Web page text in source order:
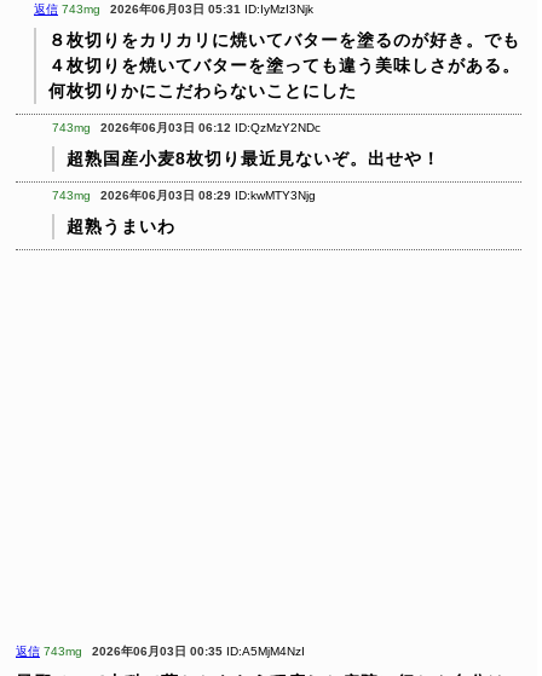
返信 743mg 2026年06月03日 05:31 ID:IyMzI3Njk
８枚切りをカリカリに焼いてバターを塗るのが好き。でも
４枚切りを焼いてバターを塗っても違う美味しさがある。
何枚切りかにこだわらないことにした
743mg 2026年06月03日 06:12 ID:QzMzY2NDc
超熟国産小麦8枚切り最近見ないぞ。出せや！
743mg 2026年06月03日 08:29 ID:kwMTY3Njg
超熟うまいわ
返信 743mg 2026年06月03日 00:35 ID:A5MjM4NzI